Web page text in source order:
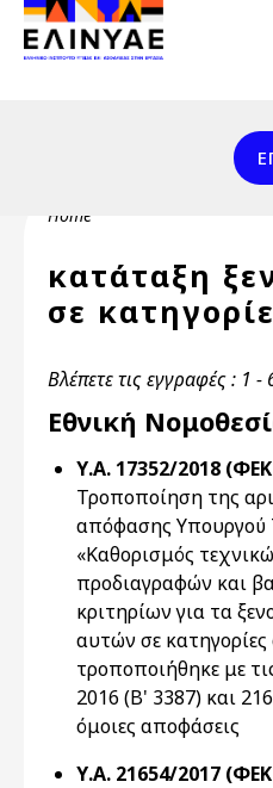
Skip to main content
Header Top 2
Header Top
Breadcrumb
Home
κατάταξη
σε
Βλέπετε τις εγγραφές : 1
Εθνική
Υ.Α. 17352/2018
Τροποποίηση της
απόφασης Υπουργού
«Καθορισμός
προδιαγραφών και
κριτηρίων για τα
αυτών σε
τροποποιήθηκε με
2016 (Β' 3387) και
όμοιες αποφάσεις
Υ.Α. 21654/2017